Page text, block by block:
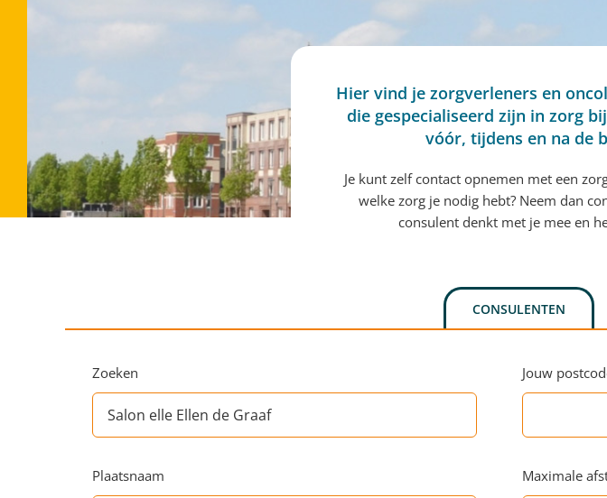
Hier vind je zorgverleners en
die gespecialiseerd zijn in zorg
vóór, tijdens en na de
Je kunt zelf contact opnemen met een
welke zorg je nodig hebt? Neem dan
consulent denkt met je mee en
CONSULENTEN
Zoeken
Plaatsnaam
Jouw
Maximale